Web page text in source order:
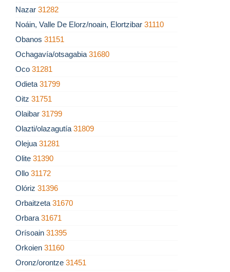
Nazar 31282
Noáin, Valle De Elorz/noain, Elortzibar 31110
Obanos 31151
Ochagavía/otsagabia 31680
Oco 31281
Odieta 31799
Oitz 31751
Olaibar 31799
Olazti/olazagutía 31809
Olejua 31281
Olite 31390
Ollo 31172
Olóriz 31396
Orbaitzeta 31670
Orbara 31671
Orísoain 31395
Orkoien 31160
Oronz/orontze 31451